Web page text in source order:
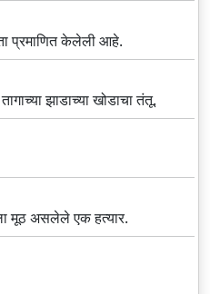
प्रमाणित केलेली आहे.
झाडाच्या खोडाचा तंतू.
मूठ असलेले एक हत्यार.